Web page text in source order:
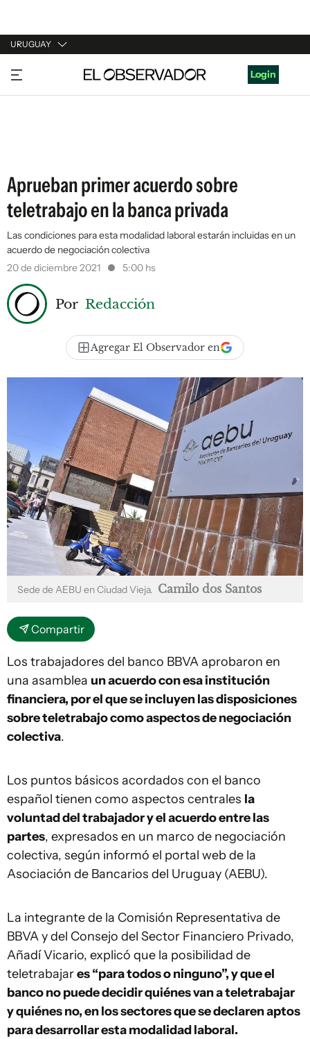
URUGUAY
URUGUAY
ARGENTINA
Login
Aprueban primer acuerdo sobre
teletrabajo en la banca privada
Las condiciones para esta modalidad laboral estarán incluidas en un
acuerdo de negociación colectiva
20 de diciembre 2021
5:00 hs
Por Redacción
Agregar El Observador en
Sede de AEBU en Ciudad Vieja. Camilo dos Santos
Compartir
Los trabajadores del banco BBVA aprobaron en
una asamblea un acuerdo con esa institución
financiera, por el que se incluyen las disposiciones
sobre teletrabajo como aspectos de negociación
colectiva.
Los puntos básicos acordados con el banco
español tienen como aspectos centrales la
voluntad del trabajador y el acuerdo entre las
partes, expresados en un marco de negociación
colectiva, según informó el portal web de la
Asociación de Bancarios del Uruguay (AEBU).
La integrante de la Comisión Representativa de
BBVA y del Consejo del Sector Financiero Privado,
Añadí Vicario, explicó que la posibilidad de
teletrabajares “para todos o ninguno”, y que el
banco no puede decidir quiénes van a teletrabajar
y quiénes no, en los sectores que se declaren aptos
para desarrollar esta modalidad laboral.